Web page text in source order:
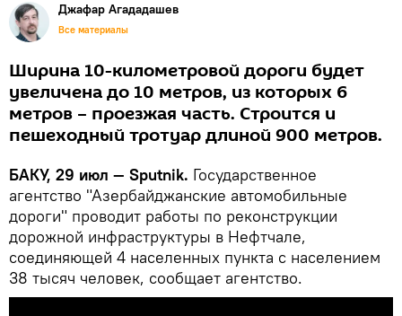
Джафар Агададашев
Все материалы
Ширина 10-километровой дороги будет
увеличена до 10 метров, из которых 6
метров – проезжая часть. Строится и
пешеходный тротуар длиной 900 метров.
БАКУ, 29 июл — Sputnik. Государственное
агентство "Азербайджанские автомобильные
дороги" проводит работы по реконструкции
дорожной инфраструктуры в Нефтчале,
соединяющей 4 населенных пункта с населением
38 тысяч человек, сообщает агентство.